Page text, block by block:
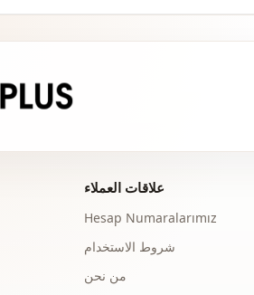
علاقات العملاء
Hesap Numaralarımız
شروط الاستخدام
من نحن